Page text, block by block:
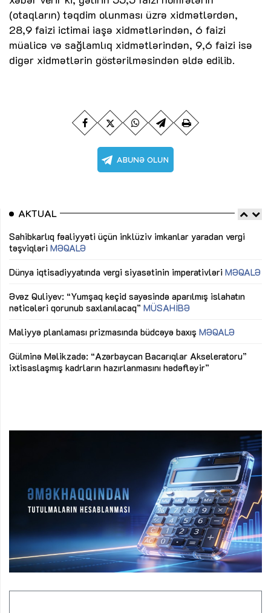
(otaqların) təqdim olunması üzrə xidmətlərdən,
28,9 faizi ictimai iaşə xidmətlərindən, 6 faizi
müalicə və sağlamlıq xidmətlərindən, 9,6 faizi isə
digər xidmətlərin göstərilməsindən əldə edilib.
AKTUAL
Sahibkarlıq fəaliyyəti üçün inklüziv imkanlar yaradan vergi
təşviqləri MƏQALƏ
Dünya iqtisadiyyatında vergi siyasətinin imperativləri MƏQALƏ
Əvəz Quliyev: “Yumşaq keçid sayəsində aparılmış islahatın
nəticələri qorunub saxlanılacaq” MÜSAHİBƏ
Maliyyə planlaması prizmasında büdcəyə baxış MƏQALƏ
Gülminə Məlikzadə: “Azərbaycan Bacarıqlar Akseleratoru”
ixtisaslaşmış kadrların hazırlanmasını hədəfləyir”